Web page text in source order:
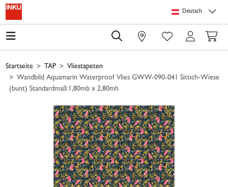
Springe zu Hauptinhalt
Deutsch
0
Startseite TAP
Vliestapeten
Wandbild Aquamarin Waterproof Vlies GWW-090-041 Sittich-Wiese
(bunt) Standardmaß:1,80mb x 2,80mh